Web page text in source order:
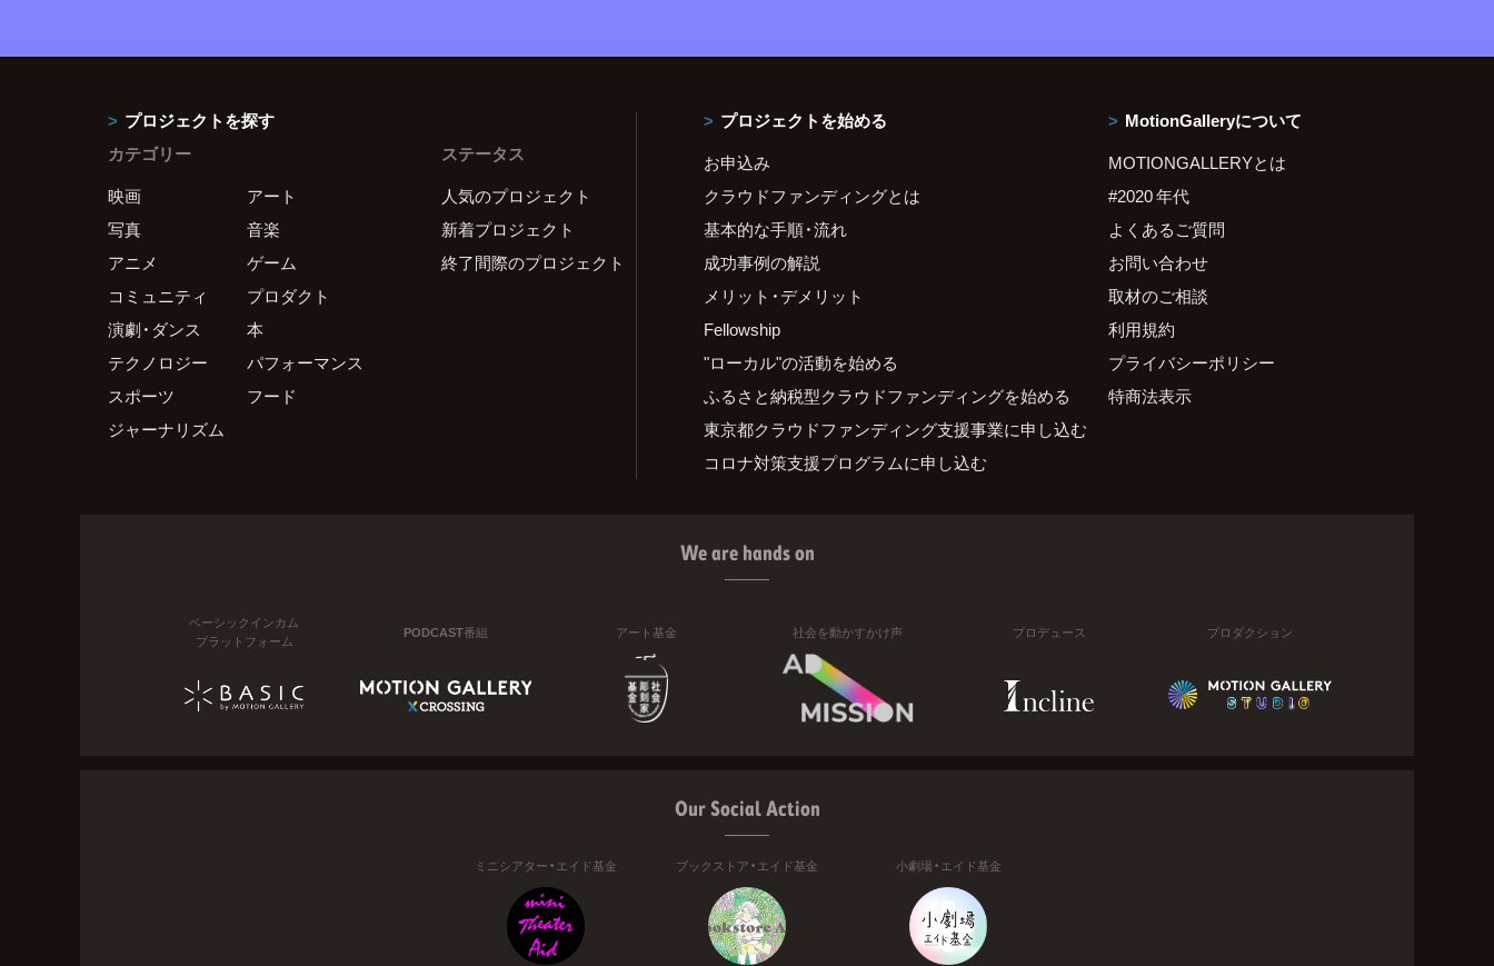
プロジェクトを探す
カテゴリー
映画
アート
写真
音楽
アニメ
ゲーム
コミュニティ
プロダクト
演劇・ダンス
本
テクノロジー
パフォーマンス
スポーツ
フード
ジャーナリズム
ステータス
人気のプロジェクト
新着プロジェクト
終了間際のプロジェクト
プロジェクトを始める
お申込み
クラウドファンディングとは
基本的な手順・流れ
成功事例の解説
メリット・デメリット
Fellowship
"ローカル"の活動を始める
ふるさと納税型クラウドファンディングを始める
東京都クラウドファンディング支援事業に申し込む
コロナ対策支援プログラムに申し込む
MotionGalleryについて
MOTIONGALLERYとは
#2020 年代
よくあるご質問
お問い合わせ
取材のご相談
利用規約
プライバシーポリシー
特商法表示
We are hands on
ベーシックインカム
プラットフォーム
PODCAST番組 アート基金 社会を動かすかけ声 プロデュース プロダクション
Our Social Action
ミニシアター・エイド基金 ブックストア・エイド基金 小劇場・エイド基金